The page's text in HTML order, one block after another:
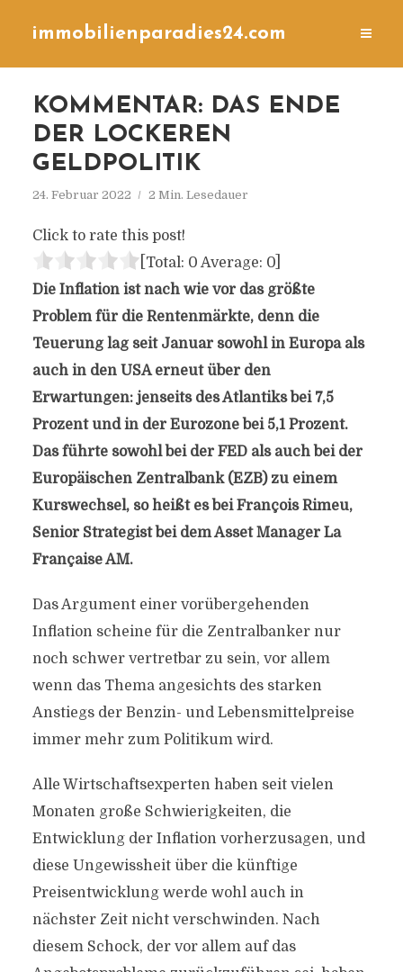
immobilienparadies24.com
KOMMENTAR: DAS ENDE
DER LOCKEREN
GELDPOLITIK
24. Februar 2022 2 Min. Lesedauer
Click to rate this post!
[Total: 0 Average: 0]
Die Inflation ist nach wie vor das größte
Problem für die Rentenmärkte, denn die
Teuerung lag seit Januar sowohl in Europa als
auch in den USA erneut über den
Erwartungen: jenseits des Atlantiks bei 7,5
Prozent und in der Eurozone bei 5,1 Prozent.
Das führte sowohl bei der FED als auch bei der
Europäischen Zentralbank (EZB) zu einem
Kurswechsel, so heißt es bei François Rimeu,
Senior Strategist bei dem Asset Manager La
Française AM.
Das Argument einer vorübergehenden
Inflation scheine für die Zentralbanker nur
noch schwer vertretbar zu sein, vor allem
wenn das Thema angesichts des starken
Anstiegs der Benzin- und Lebensmittelpreise
immer mehr zum Politikum wird.
Alle Wirtschaftsexperten haben seit vielen
Monaten große Schwierigkeiten, die
Entwicklung der Inflation vorherzusagen, und
diese Ungewissheit über die künftige
Preisentwicklung werde wohl auch in
nächster Zeit nicht verschwinden. Nach
diesem Schock, der vor allem auf das